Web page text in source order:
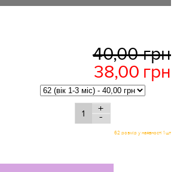
40,00 грн
38,00 грн
+
-
62 розмір у наявності 1 шт